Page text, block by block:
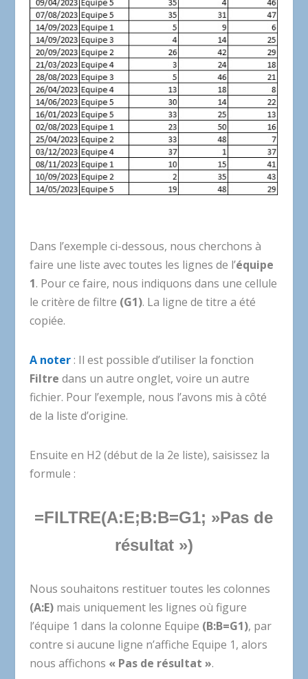
Dans l’exemple ci-dessous, nous cherchons à
faire une liste avec toutes les lignes de l’équipe
1. Pour ce faire, nous indiquons dans une cellule
le critère de filtre (G1). La ligne de titre a été
copiée.
A noter: Il est possible d’utiliser la fonction
Filtre dans un autre onglet, voire un autre
fichier. Pour l’exemple, nous l’avons mis à côté
de la liste d’origine.
Ensuite en H2 (début de la 2e liste), saisissez la
formule :
=FILTRE(A:E;B:B=G1; »Pas de
résultat »)
Nous souhaitons restituer toutes les colonnes
(A:E)mais uniquement les lignes où figure
l’équipe 1 dans la colonne Equipe (B:B=G1), par
contre si aucune ligne n’affiche Equipe 1, alors
nous affichons « Pas de résultat ».